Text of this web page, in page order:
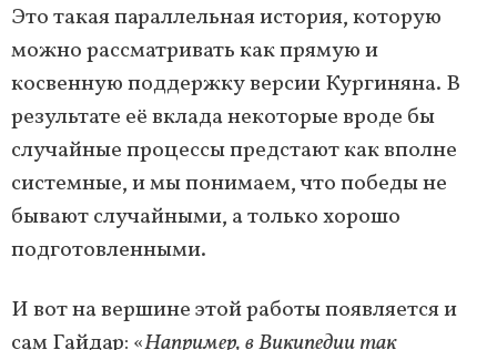
Это такая параллельная история, которую
можно рассматривать как прямую и
косвенную поддержку версии Кургиняна. В
результате её вклада некоторые вроде бы
случайные процессы предстают как вполне
системные, и мы понимаем, что победы не
бывают случайными, а только хорошо
подготовленными.
И вот на вершине этой работы появляется и
сам Гайдар: «Например, в Википедии так